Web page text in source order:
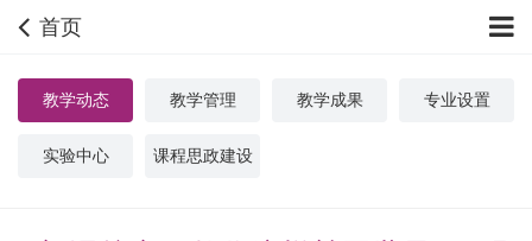
首页
教学动态 教学管理 教学成果 专业设置
实验中心 课程思政建设